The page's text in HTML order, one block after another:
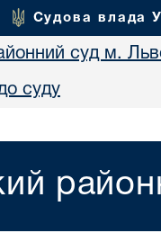
Судова влада
суд м.
суду